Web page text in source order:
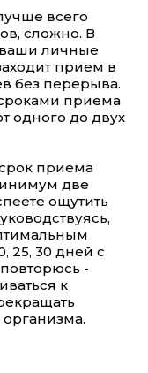
всего
сложно. В
ваши личные
прием в
без перерыва.
приема
одного до двух
приема
две
ощутить
25, 30 дней с
-
к